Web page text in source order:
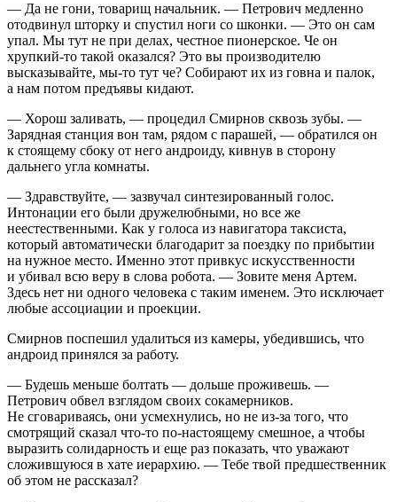
— Да не гони, товарищ начальник. — Петрович медленно
отодвинул шторку и спустил ноги со шконки. — Это он сам
упал. Мы тут не при делах, честное пионерское. Че он
хрупкий-то такой оказался? Это вы производителю
высказывайте, мы-то тут че? Собирают их из говна и палок,
а нам потом предъявы кидают.
— Хорош заливать, — процедил Смирнов сквозь зубы. —
Зарядная станция вон там, рядом с парашей, — обратился он
к стоящему сбоку от него андроиду, кивнув в сторону
дальнего угла комнаты.
— Здравствуйте, — зазвучал синтезированный голос.
Интонации его были дружелюбными, но все же
неестественными. Как у голоса из навигатора таксиста,
который автоматически благодарит за поездку по прибытии
на нужное место. Именно этот привкус искусственности
и убивал всю веру в слова робота. — Зовите меня Артем.
Здесь нет ни одного человека с таким именем. Это исключает
любые ассоциации и проекции.
Смирнов поспешил удалиться из камеры, убедившись, что
андроид принялся за работу.
— Будешь меньше болтать — дольше проживешь. —
Петрович обвел взглядом своих сокамерников.
Не сговариваясь, они усмехнулись, но не из-за того, что
смотрящий сказал что-то по-настоящему смешное, а чтобы
выразить солидарность и еще раз показать, что уважают
сложившуюся в хате иерархию. — Тебе твой предшественник
об этом не рассказал?